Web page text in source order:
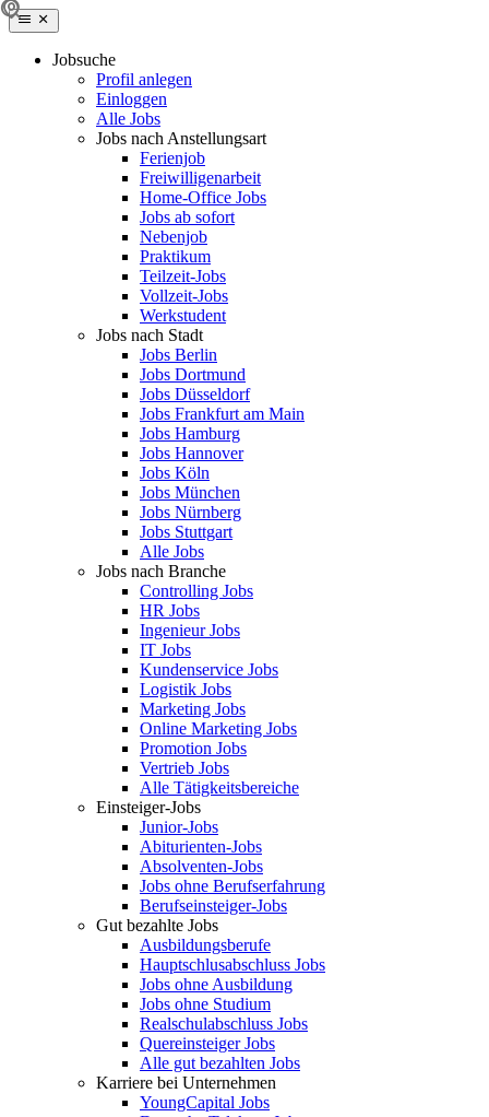
Jobsuche
Profil anlegen
Einloggen
Alle Jobs
Jobs nach Anstellungsart
Ferienjob
Freiwilligenarbeit
Home-Office Jobs
Jobs ab sofort
Nebenjob
Praktikum
Teilzeit-Jobs
Vollzeit-Jobs
Werkstudent
Jobs nach Stadt
Jobs Berlin
Jobs Dortmund
Jobs Düsseldorf
Jobs Frankfurt am Main
Jobs Hamburg
Jobs Hannover
Jobs Köln
Jobs München
Jobs Nürnberg
Jobs Stuttgart
Alle Jobs
Jobs nach Branche
Controlling Jobs
HR Jobs
Ingenieur Jobs
IT Jobs
Kundenservice Jobs
Logistik Jobs
Marketing Jobs
Online Marketing Jobs
Promotion Jobs
Vertrieb Jobs
Alle Tätigkeitsbereiche
Einsteiger-Jobs
Junior-Jobs
Abiturienten-Jobs
Absolventen-Jobs
Jobs ohne Berufserfahrung
Berufseinsteiger-Jobs
Gut bezahlte Jobs
Ausbildungsberufe
Hauptschlusabschluss Jobs
Jobs ohne Ausbildung
Jobs ohne Studium
Realschulabschluss Jobs
Quereinsteiger Jobs
Alle gut bezahlten Jobs
Karriere bei Unternehmen
YoungCapital Jobs